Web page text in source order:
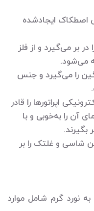
ایجادشده
بر می‌گیرد و از فلز
می‌شود.
را می‌گیرد و جنس
اپراتورها را قادر
آن را به‌خوبی و با
بگیرند.
شاسی و غلتک را بر
نورد گرم شامل موارد